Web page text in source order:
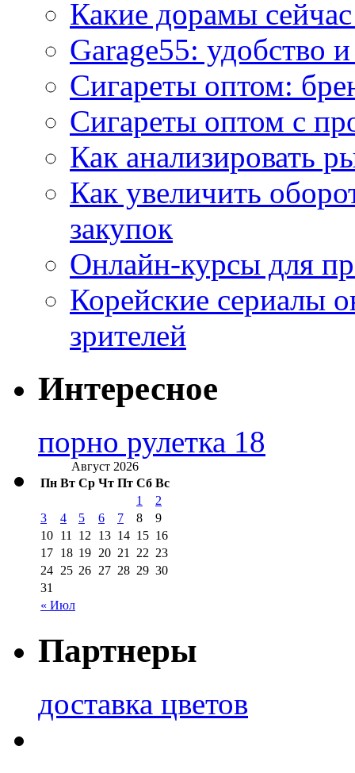
Какие дорамы
Garage55: удобство
Сигареты оптом:
Сигареты оптом с
Как анализировать
Как увеличить
закупок
Онлайн-курсы для
Корейские сериалы
зрителей
Интересное
порно рулетка 18
Август 2026
Пн Вт Ср Чт Пт Сб Вс
« Июл
1
2
3
4 5 6 7 8
9
10 11 12 13 14 15 16
17 18 19 20 21 22 23
24 25 26 27 28 29 30
31
Партнеры
доставка цветов